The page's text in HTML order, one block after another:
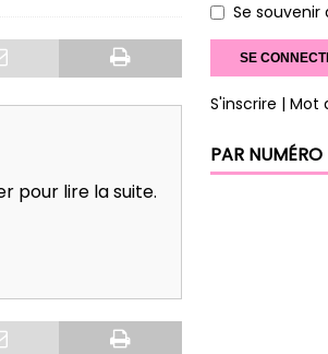
pour lire la suite.
Se souvenir
S'inscrire | Mot
PAR NUMÉRO